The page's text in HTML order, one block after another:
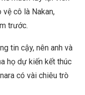
cô là Nakan,
trước.
tin cậy, nên anh và
họ dự kiến kết thúc
có vài chiêu trò